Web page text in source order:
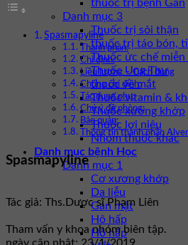
thuốc trị bệnh Gan
Danh mục 3
Thuốc trị sỏi thận
thuốc trị táo bón,
Thuốc ức chế miễn
Thuốc Ung Thư
thuốc về mắt
Thuốc vitamin &
Thuốc xương khớp
Thuốc lợi niệu
Nhóm thuốc khác
Danh mục bệnh Học
Danh mục 1
Cơ xương khớp
Da liễu
Gan mật
Hô hấp
Hô hấp
Spasmapyline
Thành phần:
Chỉ định:
Liều lượng – Cách dùng
Chống chỉ định:
Tác dụng phụ:
Chú ý đề phòng:
Bảo quản:
Thông tin thành phần
Spasmapyline
Tác giả: Ths.Dược sĩ Phạm Liên
Tham vấn y khoa nhóm biên tập.
ngày cập nhật: 23/1/2019